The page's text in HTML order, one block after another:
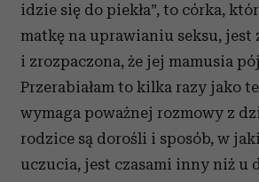
idzie się do piekła”, to córka,
matkę na uprawianiu seksu, jest
i zrozpaczona, że jej mamusia
Przerabiałam to kilka razy jako
wymaga poważnej rozmowy z
rodzice są dorośli i sposób, w
uczucia, jest czasami inny niż u